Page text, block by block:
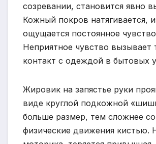
созревании, становится явно
Кожный покров натягивается,
ощущается постоянное
Неприятное чувство вызывает
контакт с одеждой в бытовых
Жировик на запястье руки
виде круглой подкожной
больше размер, тем сложнее
физические движения кистью.